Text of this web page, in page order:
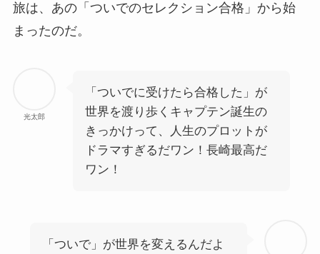
旅は、あの「ついでのセレクション合格」から始
まったのだ。
光太郎
「ついでに受けたら合格した」が
世界を渡り歩くキャプテン誕生の
きっかけって、人生のプロットが
ドラマすぎるだワン！長崎最高だ
ワン！
「ついで」が世界を変えるんだよ